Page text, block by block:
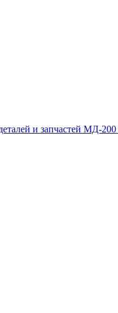
и запчастей МД-200